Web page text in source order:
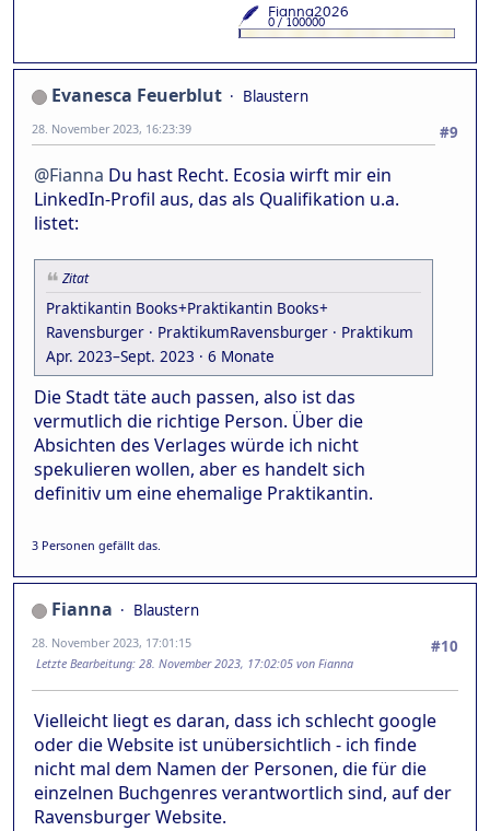
Evanesca Feuerblut
Blaustern
#9
28. November 2023, 16:23:39
@Fianna Du hast Recht. Ecosia wirft mir ein
LinkedIn-Profil aus, das als Qualifikation u.a.
listet:
Zitat
Praktikantin Books+Praktikantin Books+
Ravensburger · PraktikumRavensburger · Praktikum
Apr. 2023–Sept. 2023 · 6 Monate
Die Stadt täte auch passen, also ist das
vermutlich die richtige Person. Über die
Absichten des Verlages würde ich nicht
spekulieren wollen, aber es handelt sich
definitiv um eine ehemalige Praktikantin.
3 Personen gefällt das.
Fianna
Blaustern
#10
28. November 2023, 17:01:15
Letzte Bearbeitung: 28. November 2023, 17:02:05 von Fianna
Vielleicht liegt es daran, dass ich schlecht google
oder die Website ist unübersichtlich - ich finde
nicht mal dem Namen der Personen, die für die
einzelnen Buchgenres verantwortlich sind, auf der
Ravensburger Website.